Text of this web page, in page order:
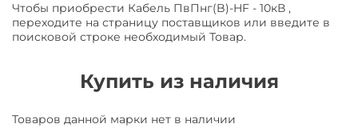
Чтобы приобрести Кабель ПвПнг(B)-HF - 10кВ ,
переходите на страницу поставщиков или введите в
поисковой строке необходимый Товар.
Купить из наличия
Товаров данной марки нет в наличии